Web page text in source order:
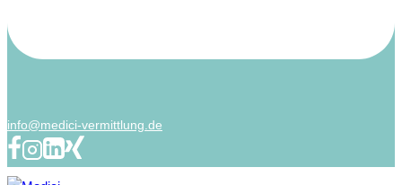
info@medici-vermittlung.de